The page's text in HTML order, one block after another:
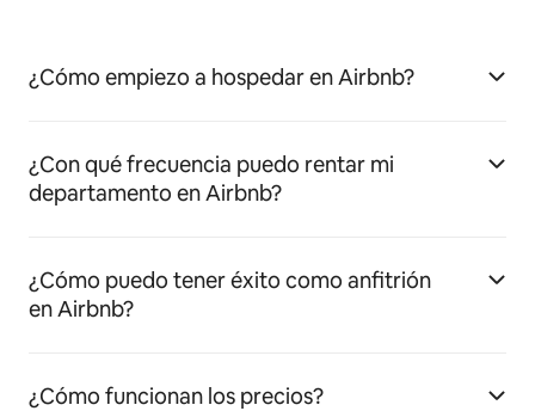
¿Cómo empiezo a hospedar en Airbnb?
¿Con qué frecuencia puedo rentar mi
departamento en Airbnb?
¿Cómo puedo tener éxito como anfitrión
en Airbnb?
¿Cómo funcionan los precios?